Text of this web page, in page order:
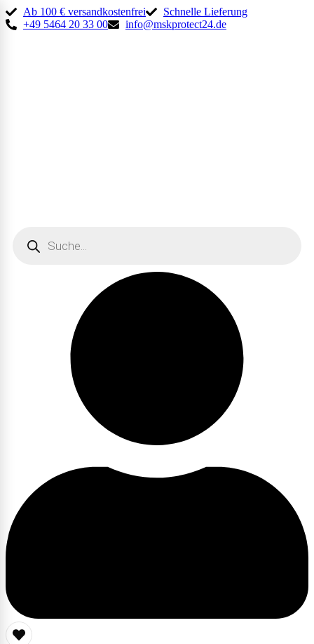
Ab 100 € versandkostenfrei
Schnelle Lieferung
+49 5464 20 33 00
info@mskprotect24.de
search